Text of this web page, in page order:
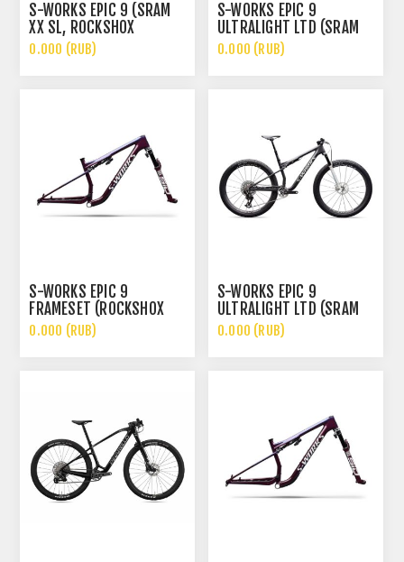
S-WORKS EPIC 9 (SRAM
XX SL, ROCKSHOX
ULTIMATE FLIGHT
ATTENDANT)
0.000 (RUB)
S-WORKS EPIC 9
ULTRALIGHT LTD (SRAM
XX SL, ROCKSHOX SL
ULTIMATE)
0.000 (RUB)
S-WORKS EPIC 9
FRAMESET (ROCKSHOX
ULTIMATE FLIGHT
ATTENDANT)
0.000 (RUB)
S-WORKS EPIC 9
ULTRALIGHT LTD (SRAM
XX SL, ROCKSHOX SL
ULTIMATE)
0.000 (RUB)